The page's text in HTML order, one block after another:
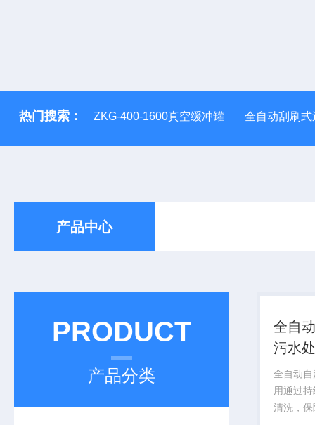
热门搜索： ZKG-400-1600真空缓冲罐 全自动刮刷式
产品中心
PRODUCT
产品分类
全自
污水
全自动
用通过
清洗，